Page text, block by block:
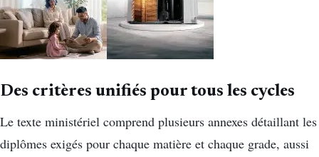
Des critères unifiés pour tous les cycles
Le texte ministériel comprend plusieurs annexes détaillant les
diplômes exigés pour chaque matière et chaque grade, aussi